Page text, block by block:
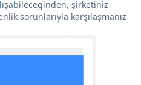
şirketiniz
sorunlarıyla karşılaşmanız